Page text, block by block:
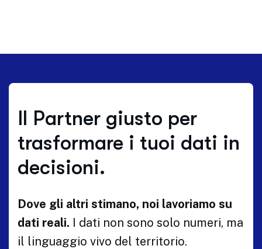
Il Partner giusto per
trasformare i tuoi dati in
decisioni.
Dove gli altri stimano, noi lavoriamo su
dati reali. I dati non sono solo numeri, ma
il linguaggio vivo del territorio.